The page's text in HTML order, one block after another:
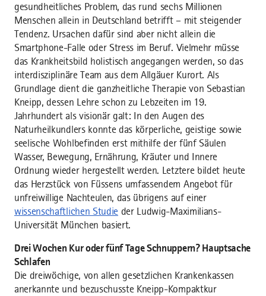
gesundheitliches Problem, das rund sechs Millionen
Menschen allein in Deutschland betrifft – mit steigender
Tendenz. Ursachen dafür sind aber nicht allein die
Smartphone-Falle oder Stress im Beruf. Vielmehr müsse
das Krankheitsbild holistisch angegangen werden, so das
interdisziplinäre Team aus dem Allgäuer Kurort. Als
Grundlage dient die ganzheitliche Therapie von Sebastian
Kneipp, dessen Lehre schon zu Lebzeiten im 19.
Jahrhundert als visionär galt: In den Augen des
Naturheilkundlers konnte das körperliche, geistige sowie
seelische Wohlbefinden erst mithilfe der fünf Säulen
Wasser, Bewegung, Ernährung, Kräuter und Innere
Ordnung wieder hergestellt werden. Letztere bildet heute
das Herzstück von Füssens umfassendem Angebot für
unfreiwillige Nachteulen, das übrigens auf einer
wissenschaftlichen Studie der Ludwig-Maximilians-
Universität München basiert.
Drei Wochen Kur oder fünf Tage Schnuppern? Hauptsache
Schlafen
Die dreiwöchige, von allen gesetzlichen Krankenkassen
anerkannte und bezuschusste Kneipp-Kompaktkur